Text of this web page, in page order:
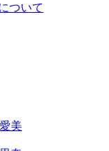
ついて
美